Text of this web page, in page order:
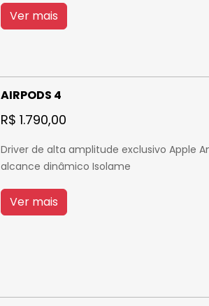
Ver mais
AIRPODS 4
R$ 1.790,00
Driver de alta amplitude exclusivo Apple
alcance dinâmico Isolame
Ver mais